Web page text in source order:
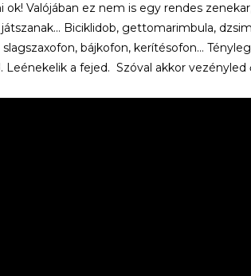
Valójában ez nem is egy rendes
Biciklidob, gettomarimbula,
bájkofon, kerítésofon…
Leénekelik a fejed. Szóval akkor vezényled